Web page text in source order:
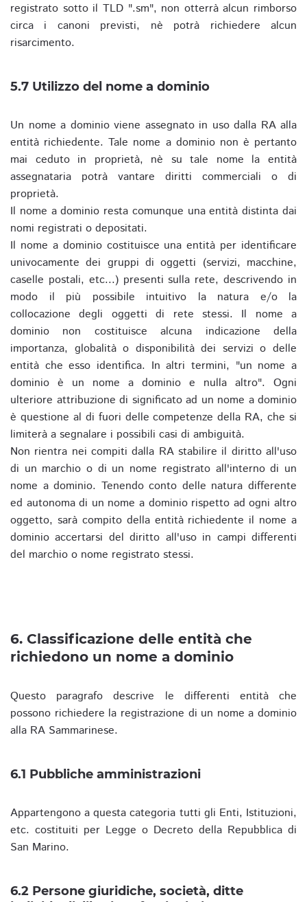
registrato sotto il TLD ".sm", non otterrà alcun rimborso
circa i canoni previsti, nè potrà richiedere alcun
risarcimento.
5.7 Utilizzo del nome a dominio
Un nome a dominio viene assegnato in uso dalla RA alla
entità richiedente. Tale nome a dominio non è pertanto
mai ceduto in proprietà, nè su tale nome la entità
assegnataria potrà vantare diritti commerciali o di
proprietà.
Il nome a dominio resta comunque una entità distinta dai
nomi registrati o depositati.
Il nome a dominio costituisce una entità per identificare
univocamente dei gruppi di oggetti (servizi, macchine,
caselle postali, etc...) presenti sulla rete, descrivendo in
modo il più possibile intuitivo la natura e/o la
collocazione degli oggetti di rete stessi. Il nome a
dominio non costituisce alcuna indicazione della
importanza, globalità o disponibilità dei servizi o delle
entità che esso identifica. In altri termini, "un nome a
dominio è un nome a dominio e nulla altro". Ogni
ulteriore attribuzione di significato ad un nome a dominio
è questione al di fuori delle competenze della RA, che si
limiterà a segnalare i possibili casi di ambiguità.
Non rientra nei compiti dalla RA stabilire il diritto all'uso
di un marchio o di un nome registrato all'interno di un
nome a dominio. Tenendo conto delle natura differente
ed autonoma di un nome a dominio rispetto ad ogni altro
oggetto, sarà compito della entità richiedente il nome a
dominio accertarsi del diritto all'uso in campi differenti
del marchio o nome registrato stessi.
6. Classificazione delle entità che
richiedono un nome a dominio
Questo paragrafo descrive le differenti entità che
possono richiedere la registrazione di un nome a dominio
alla RA Sammarinese.
6.1 Pubbliche amministrazioni
Appartengono a questa categoria tutti gli Enti, Istituzioni,
etc. costituiti per Legge o Decreto della Repubblica di
San Marino.
6.2 Persone giuridiche, società, ditte